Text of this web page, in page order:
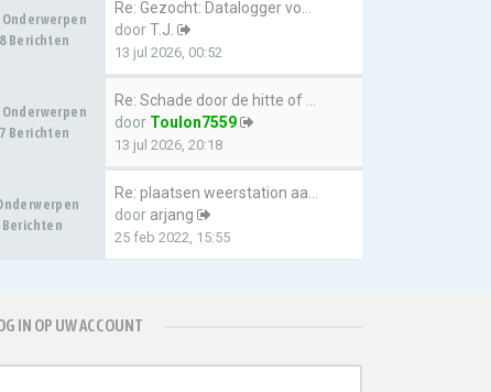
Onderwerpen
Berichten
doorT.J.
13 jul 2026, 00:52
Onderwerpen
Berichten
door Toulon7559
13 jul 2026, 20:18
Berichten
door arjang
25 feb 2022, 15:55
IN OP UW ACCOUNT